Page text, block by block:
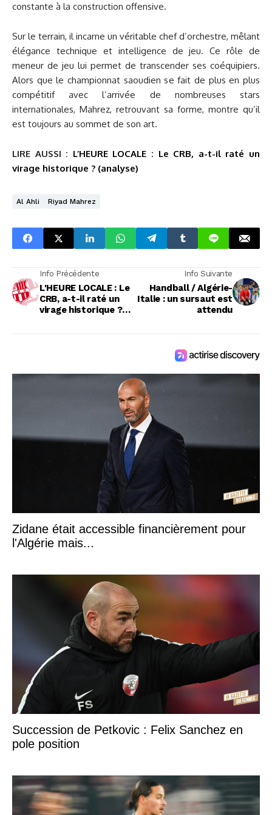
constante à la construction offensive.
Sur le terrain, il incarne un véritable chef d’orchestre, mêlant
élégance technique et intelligence de jeu. Ce rôle de
meneur de jeu lui permet de transcender ses coéquipiers.
Alors que le championnat saoudien se fait de plus en plus
compétitif avec l’arrivée de nombreuses stars
internationales, Mahrez, retrouvant sa forme, montre qu’il
est toujours au sommet de son art.
LIRE AUSSI : L’HEURE LOCALE : Le CRB, a-t-il raté un
virage historique ? (analyse)
Al Ahli Riyad Mahrez
Info Précédente
L'HEURE LOCALE : Le
CRB, a-t-il raté un
virage historique ?
Info Suivante
Handball / Algérie-
Italie : un sursaut est
attendu
Zidane était accessible financièrement pour
l'Algérie mais...
Succession de Petkovic : Felix Sanchez en
pole position